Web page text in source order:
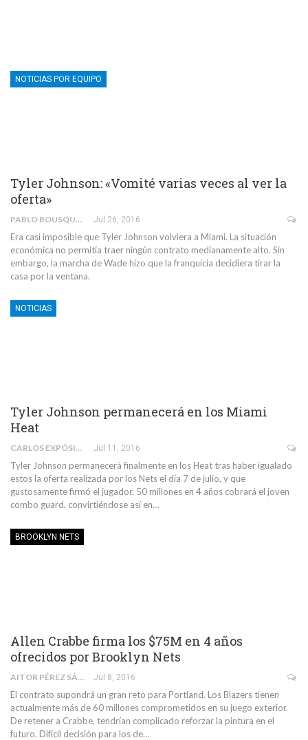
NOTICIAS POR EQUIPO
Tyler Johnson: «Vomité varias veces al ver la
oferta»
PABLO BOUSQUETS MUÑOZ Jul 26, 2016
Era casi imposible que Tyler Johnson volviera a Miami. La situación
económica no permitía traer ningún contrato medianamente alto. Sin
embargo, la marcha de Wade hizo que la franquicia decidiera tirar la
casa por la ventana.
NOTICIAS
Tyler Johnson permanecerá en los Miami
Heat
CARLOS EXPÓSITO BARRIL Jul 11, 2016
Tyler Johnson permanecerá finalmente en los Heat tras haber igualado
estos la oferta realizada por los Nets el día 7 de julio, y que
gustosamente firmó el jugador. 50 millones en 4 años cobrará el joven
combo guard, convirtiéndose así en…
BROOKLYN NETS
Allen Crabbe firma los $75M en 4 años
ofrecidos por Brooklyn Nets
AITOR PÉREZ SÁNCHEZ Jul 8, 2016
El contrato supondrá un gran reto para Portland. Los Blazers tienen
actualmente más de 60 millones comprometidos en su juego exterior.
De retener a Crabbe, tendrían complicado reforzar la pintura en el
futuro. Difícil decisión para los de…